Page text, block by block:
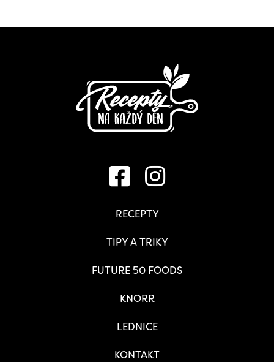
RECEPTY
TIPY A TRIKY
FUTURE 50 FOODS
KNORR
LEDNICE
KONTAKT